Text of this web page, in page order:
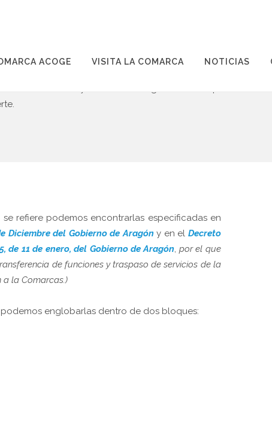
ACOGE VISITA LA COMARCA NOTICIAS
Aragó-Caspes sin duda uno de los principales atractivos
refiere podemos encontrarlas especificadas en
Diciembre del Gobierno de Aragón y en el Decreto
de 11 de enero, del Gobierno de Aragón, por el que
de funciones y traspaso de servicios de la
la Comarcas.)
englobarlas dentro de dos bloques: